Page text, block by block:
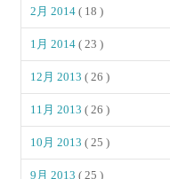
2月 2014( 18 )
1月 2014( 23 )
12月 2013( 26 )
11月 2013( 26 )
10月 2013( 25 )
9月 2013( 25 )